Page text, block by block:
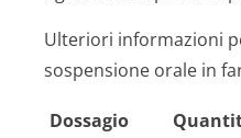
Ulteriori informazioni
sospensione orale in
Dossagio